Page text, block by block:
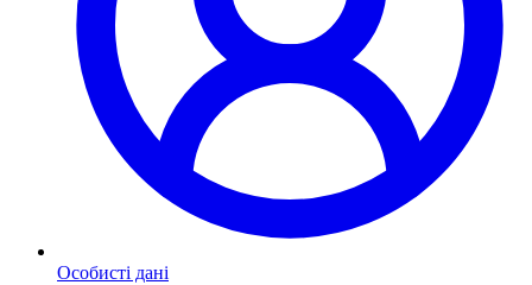
Особисті дані